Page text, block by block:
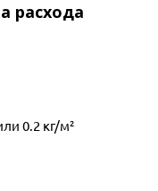
расхода
0.2 кг/м²